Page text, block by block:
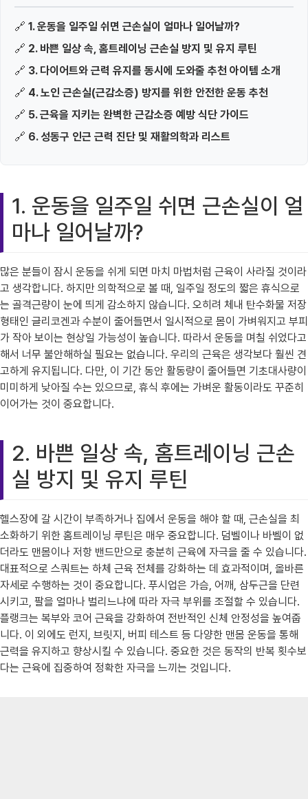
🔗 1. 운동을 일주일 쉬면 근손실이 얼마나 일어날까?
🔗 2. 바쁜 일상 속, 홈트레이닝 근손실 방지 및 유지 루틴
🔗 3. 다이어트와 근력 유지를 동시에 도와줄 추천 아이템 소개
🔗 4. 노인 근손실(근감소증) 방지를 위한 안전한 운동 추천
🔗 5. 근육을 지키는 완벽한 근감소증 예방 식단 가이드
🔗 6. 성동구 인근 근력 진단 및 재활의학과 리스트
1. 운동을 일주일 쉬면 근손실이 얼
마나 일어날까?
많은 분들이 잠시 운동을 쉬게 되면 마치 마법처럼 근육이 사라질 것이라
고 생각합니다. 하지만 의학적으로 볼 때, 일주일 정도의 짧은 휴식으로
는 골격근량이 눈에 띄게 감소하지 않습니다. 오히려 체내 탄수화물 저장
형태인 글리코겐과 수분이 줄어들면서 일시적으로 몸이 가벼워지고 부피
가 작아 보이는 현상일 가능성이 높습니다. 따라서 운동을 며칠 쉬었다고
해서 너무 불안해하실 필요는 없습니다. 우리의 근육은 생각보다 훨씬 견
고하게 유지됩니다. 다만, 이 기간 동안 활동량이 줄어들면 기초대사량이
미미하게 낮아질 수는 있으므로, 휴식 후에는 가벼운 활동이라도 꾸준히
이어가는 것이 중요합니다.
2. 바쁜 일상 속, 홈트레이닝 근손
실 방지 및 유지 루틴
헬스장에 갈 시간이 부족하거나 집에서 운동을 해야 할 때, 근손실을 최
소화하기 위한 홈트레이닝 루틴은 매우 중요합니다. 덤벨이나 바벨이 없
더라도 맨몸이나 저항 밴드만으로 충분히 근육에 자극을 줄 수 있습니다.
대표적으로 스쿼트는 하체 근육 전체를 강화하는 데 효과적이며, 올바른
자세로 수행하는 것이 중요합니다. 푸시업은 가슴, 어깨, 삼두근을 단련
시키고, 팔을 얼마나 벌리느냐에 따라 자극 부위를 조절할 수 있습니다.
플랭크는 복부와 코어 근육을 강화하여 전반적인 신체 안정성을 높여줍
니다. 이 외에도 런지, 브릿지, 버피 테스트 등 다양한 맨몸 운동을 통해
근력을 유지하고 향상시킬 수 있습니다. 중요한 것은 동작의 반복 횟수보
다는 근육에 집중하여 정확한 자극을 느끼는 것입니다.